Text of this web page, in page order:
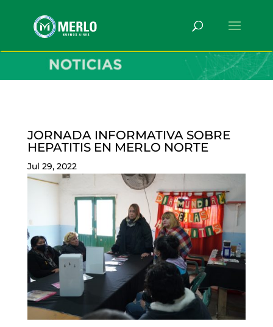
JORNADA INFORMATIVA SOBRE
HEPATITIS EN MERLO NORTE
Jul 29, 2022